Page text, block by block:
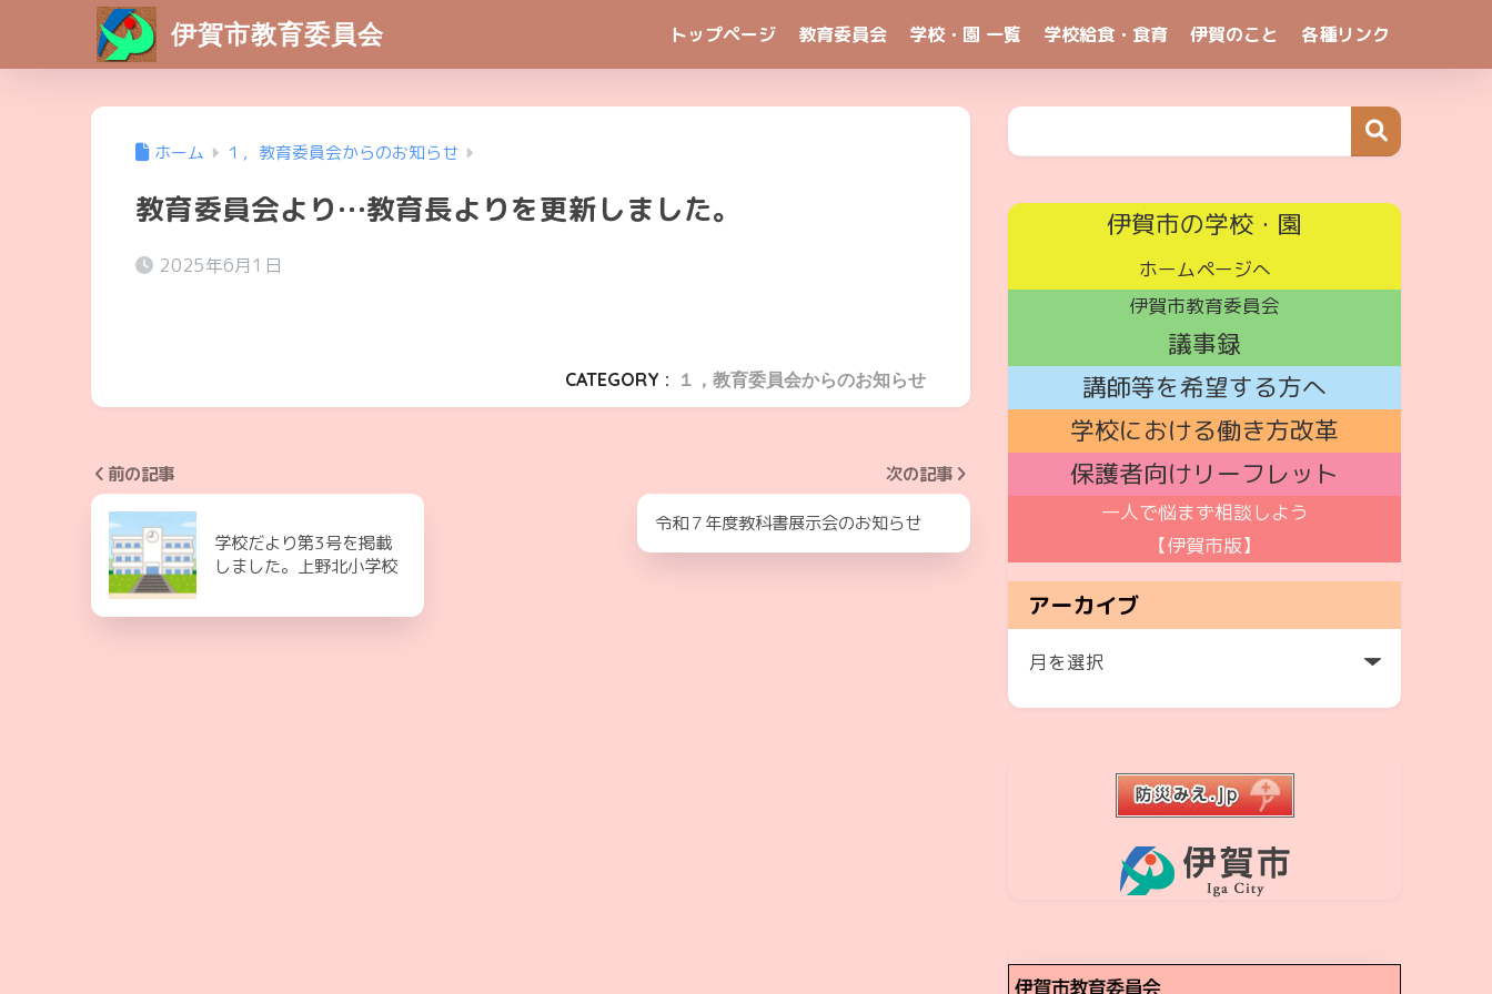
伊賀市教育委員会 トップページ 教育委員会 学校・園 一覧 学校給食・食育 伊賀のこと 各種リンク
ホーム １，教育委員会からのお知らせ
教育委員会より…教育長よりを更新しました。
2025年6月1日
CATEGORY : １，教育委員会からのお知らせ
前の記事
学校だより第3号を掲載
しました。上野北小学校
次の記事
令和７年度教科書展示会のお知らせ
伊賀市の学校・園
ホームページへ
伊賀市教育委員会
議事録
講師等を希望する方へ
学校における働き方改革
保護者向けリーフレット
一人で悩まず相談しよう
【伊賀市版】
アーカイブ
ア